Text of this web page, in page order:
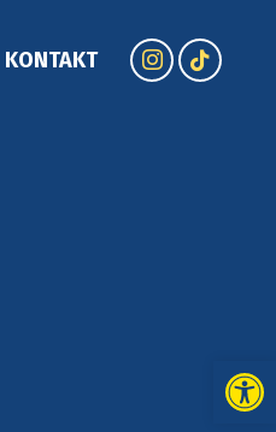
KONTAKT